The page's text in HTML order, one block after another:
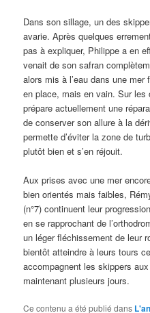
Dans son sillage, un des
avarie. Après quelques
pas à expliquer, Philippe a en
venait de son safran
alors mis à l’eau dans une
en place, mais en vain. Sur
prépare actuellement une
de conserver son allure à la
permette d’éviter la zone de
plutôt bien et s’en réjouit.
Aux prises avec une mer
bien orientés mais faibles,
(n°7) continuent leur
en se rapprochant de
un léger fléchissement de leur
bientôt atteindre à leurs tours
accompagnent les skippers
maintenant plusieurs jours.
Ce contenu a été publié dans